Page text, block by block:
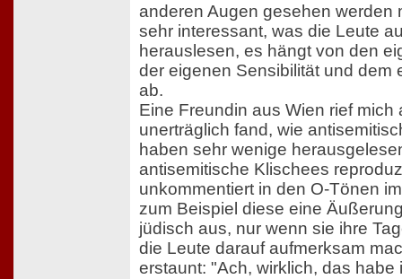
anderen Augen gesehen werden
sehr interessant, was die Leute
herauslesen, es hängt von den
der eigenen Sensibilität und dem
ab.
Eine Freundin aus Wien rief mich
unerträglich fand, wie
haben sehr wenige
antisemitische Klischees
unkommentiert in den O-Tönen
zum Beispiel diese eine
jüdisch aus, nur wenn sie ihre
die Leute darauf aufmerksam
erstaunt: "Ach, wirklich, das habe